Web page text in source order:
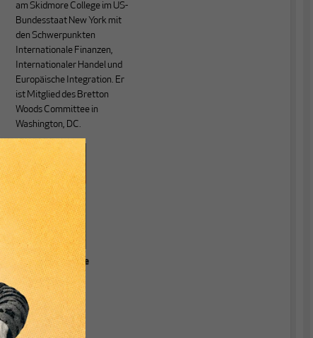
am Skidmore College im US-
Bundesstaat New York mit
den Schwerpunkten
Internationale Finanzen,
Internationaler Handel und
Europäische Integration. Er
ist Mitglied des Bretton
Woods Committee in
Washington, DC.
Euroland and the
World Economy